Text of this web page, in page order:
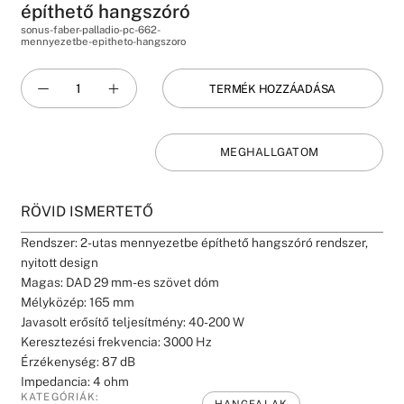
építhető hangszóró
sonus-faber-palladio-pc-662-
mennyezetbe-epitheto-hangszoro
TERMÉK HOZZÁADÁSA
MEGHALLGATOM
RÖVID ISMERTETŐ
Rendszer: 2-utas mennyezetbe építhető hangszóró rendszer,
nyitott design
Magas: DAD 29 mm-es szövet dóm
Mélyközép: 165 mm
Javasolt erősítő teljesítmény: 40-200 W
Keresztezési frekvencia: 3000 Hz
Érzékenység: 87 dB
Impedancia: 4 ohm
KATEGÓRIÁK: